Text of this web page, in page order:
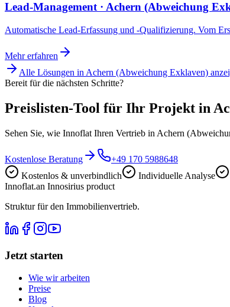
Lead-Management · Achern (Abweichung
Automatische Lead-Erfassung und -Qualifizierung. Vom
Mehr erfahren
Alle Lösungen in Achern (Abweichung Exklaven)
Bereit für die nächsten Schritte?
Preislisten-Tool für Ihr Projekt in
Sehen Sie, wie Innoflat Ihren Vertrieb in Achern
Kostenlose Beratung
+49 170 5988648
Kostenlos & unverbindlich
Individuelle Analyse
Innoflat.an Innosirius product
Struktur für den Immobilienvertrieb.
Jetzt starten
Wie wir arbeiten
Preise
Blog